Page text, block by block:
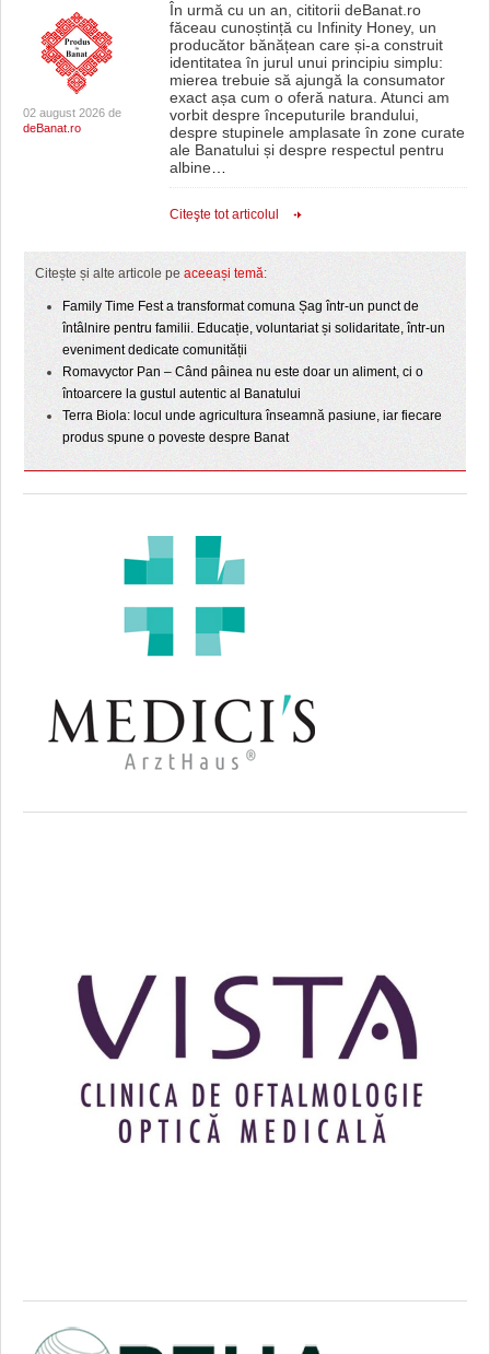
02 august 2026 de
deBanat.ro
În urmă cu un an, cititorii deBanat.ro
făceau cunoștință cu Infinity Honey, un
producător bănățean care și-a construit
identitatea în jurul unui principiu simplu:
mierea trebuie să ajungă la consumator
exact așa cum o oferă natura. Atunci am
vorbit despre începuturile brandului,
despre stupinele amplasate în zone curate
ale Banatului și despre respectul pentru
albine…
Citeşte tot articolul
Citește și alte articole pe aceeași temă:
Family Time Fest a transformat comuna Șag într-un punct de
întâlnire pentru familii. Educație, voluntariat și solidaritate, într-un
eveniment dedicate comunității
Romavyctor Pan – Când pâinea nu este doar un aliment, ci o
întoarcere la gustul autentic al Banatului
Terra Biola: locul unde agricultura înseamnă pasiune, iar fiecare
produs spune o poveste despre Banat